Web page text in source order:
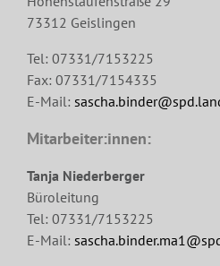
73312 Geislingen
Tel: 07331/7153225
Fax: 07331/7154335
E-Mail:
Mitarbeiter:innen:
Tanja Niederberger
Büroleitung
Tel: 07331/7153225
E-Mail: